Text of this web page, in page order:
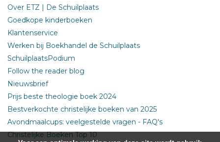
Over ETZ | De Schuilplaats
Goedkope kinderboeken
Klantenservice
Werken bij Boekhandel de Schuilplaats
SchuilplaatsPodium
Follow the reader blog
Nieuwsbrief
Prijs beste theologie boek 2024
Bestverkochte christelijke boeken van 2025
Avondmaalcups: veelgestelde vragen - FAQ's
Christelijke Boeken Top 10